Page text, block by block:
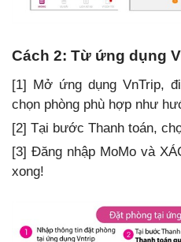
Cách 2: Từ ứng dụng
[1] Mở ứng dụng VnTrip,
chọn phòng phù hợp như
[2] Tại bước Thanh toán,
[3] Đăng nhập MoMo và
xong!